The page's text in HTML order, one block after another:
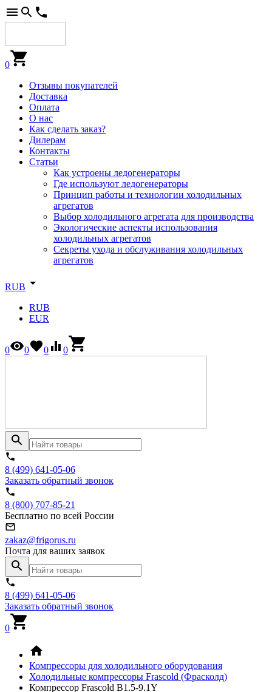
0
Отзывы покупателей
Доставка
Оплата
О нас
Как сделать заказ?
Дилерам
Контакты
Статьи
Как устроены ледогенераторы
Где используют ледогенераторы
Принцип работы и технологии холодильных
агрегатов
Выбор холодильного агрегата для производства
Экологические аспекты использования
холодильных агрегатов
Секреты ухода и обслуживания холодильных
агрегатов
RUB
RUB
EUR
0 0 0 0
8 (499) 641-05-06
Заказать обратный звонок
8 (800) 707-85-21
Бесплатно по всей России
zakaz@frigorus.ru
Почта для ваших заявок
8 (499) 641-05-06
Заказать обратный звонок
0
Компрессоры для холодильного оборудования
Холодильные компрессоры Frascold (Фрасколд)
Компрессор Frascold B1.5-9.1Y